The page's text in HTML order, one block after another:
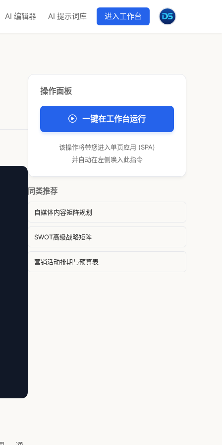
AI 编辑器 AI 提示词库 进入工作台
操作面板
一键在工作台运行
该操作将带您进入单页应用 (SPA)
并自动在左侧唤入此指令
同类推荐
自媒体内容矩阵规划
SWOT高级战略矩阵
营销活动排期与预算表